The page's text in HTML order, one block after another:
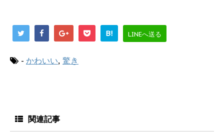
B! LINEへ送る
- かわいい, 驚き
関連記事